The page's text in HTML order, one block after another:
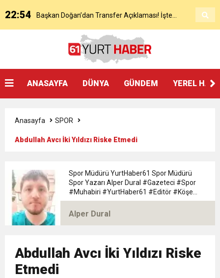
KAP’a Bildirdi
22:54 Başkan Doğan’dan Transfer Açıklaması! İşte
Mohamed Salah’ın Trabzon’da İlk Sözleri!
Bildirdi
20:05 Trabzonspor Muhammed Salah Transferini
Tamamladı
9:50 MGD’DEN ANITKABİR’E ANLAMLI ZİYARET
18:59 Trabzonspor Mitongo Transferini KAP’a Bildirdi
ANASAYFA DÜNYA GÜNDEM YEREL
Anasayfa SPOR
Abdullah Avcı İki Yıldızı Riske Etmedi
Spor Müdürü YurtHaber61 Spor Müdürü
Spor Yazarı Alper Dural #Gazeteci #Spor
#Muhabiri #YurtHaber61 #Editör #Köşe
#Yazarı Trabzon Bölgesi 61yurthaber Spor
Müdürü spor Yazarı Alper Dural
Alper Dural
Abdullah Avcı İki Yıldızı Riske
Etmedi